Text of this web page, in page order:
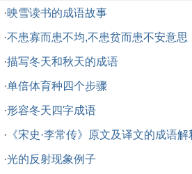
·映雪读书的成语故事
·不患寡而患不均,不患贫而患不安意思
·描写冬天和秋天的成语
·单倍体育种四个步骤
·形容冬天四字成语
· 《宋史·李常传》原文及译文的成语
·光的反射现象例子